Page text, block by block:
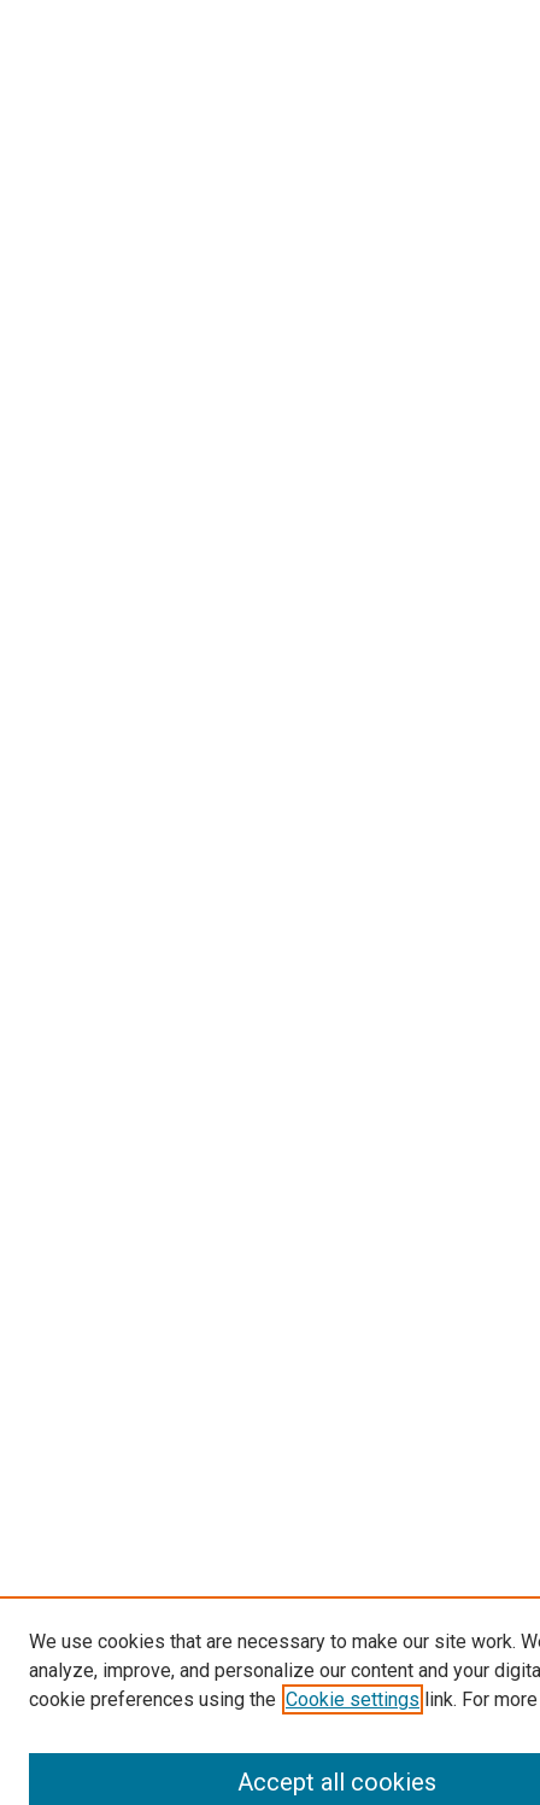
We use cookies that are necessary to make our site work.
analyze, improve, and personalize our content and your
cookie preferences using the Cookie settings link. For
Accept all cookies